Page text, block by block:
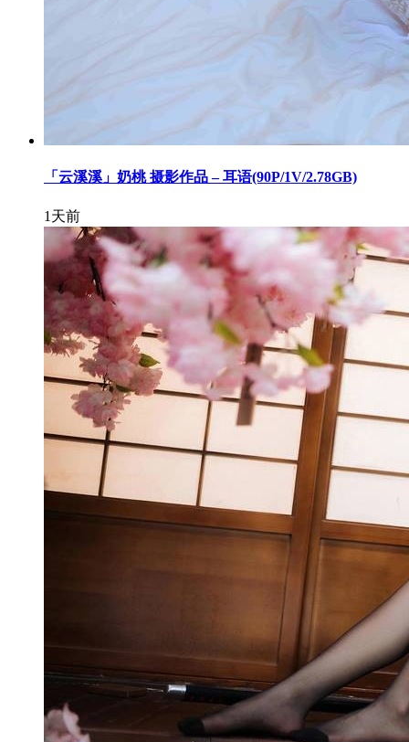
「云溪溪」奶桃 摄影作品 – 耳语(90P/1V/2.78GB)
1天前